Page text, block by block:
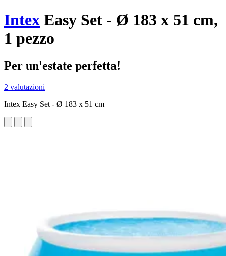
Intex Easy Set - Ø 183 x 51 cm,
1 pezzo
Per un'estate perfetta!
2 valutazioni
Intex Easy Set - Ø 183 x 51 cm